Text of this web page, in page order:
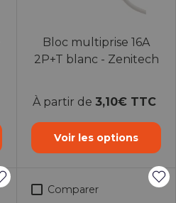
Bloc multiprise 16A
2P+T blanc - Zenitech
À partir de 3,10€ TTC
Voir les options
Comparer